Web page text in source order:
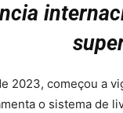
2023, começou a
o sistema de